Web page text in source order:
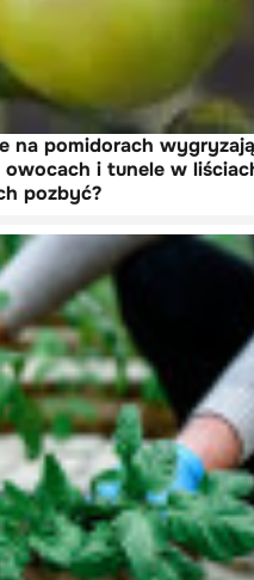
na pomidorach wygryzają
i tunele w
pozbyć?